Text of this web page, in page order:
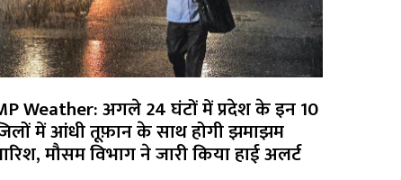
Weather: अगले 24 घंटों में प्रदेश के इन 10
में आंधी तूफ़ान के साथ होगी झमाझम
मौसम विभाग ने जारी किया हाई अलर्ट